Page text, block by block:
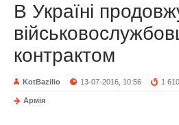
В Україні
контрактом
KotBazilio 13-07-2016, 10:56 1 610
Армія